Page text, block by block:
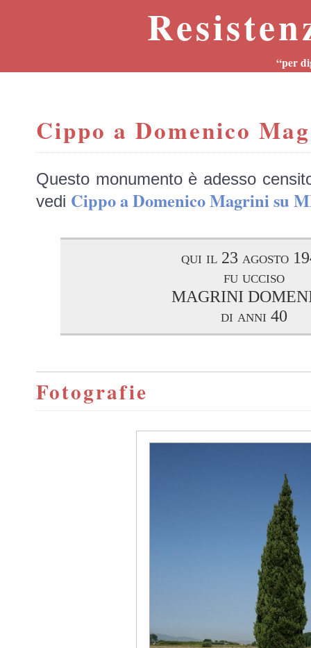
“per
Cippo a Domenico
Questo monumento è adesso
vedi Cippo a Domenico Magrini su
qui il 23 agosto
fu ucciso
MAGRINI
di anni 40
Fotografie